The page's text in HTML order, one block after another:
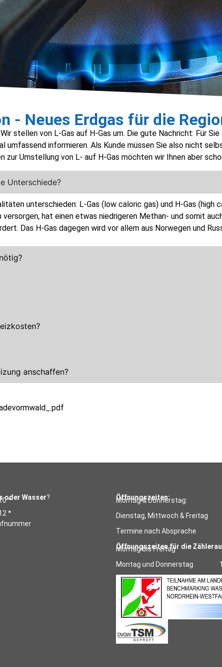
- Neues Erdgas für die
stellen von L-Gas auf H-Gas um. Die gute Nachricht: Für
umfassend informieren. Als Kunde müssen Sie also nicht
zur Umstellung von L- auf H-Gas möchten wir Ihnen aber
Unterschiede?
unterschieden: L-Gas (low caloric gas) und H-Gas (high
hat einen etwas niedrigeren Methan- und somit
Das H-Gas dagegen wird vor allem aus Norwegen und
anschaffen?
oder Wasser?
*
*
Öffnungszeiten:
Montag & Donnerstag:
Dienstag, Mittwoch & Freitag
Termine nach Absprache
Öffnungszeiten für die
Montag bis Freitag
Montag und Donnerstag